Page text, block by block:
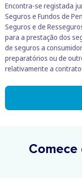
Encontra-se registada
Seguros e Fundos de
Seguros e de
para a prestação dos
de seguros a
preparatórios ou de
relativamente a